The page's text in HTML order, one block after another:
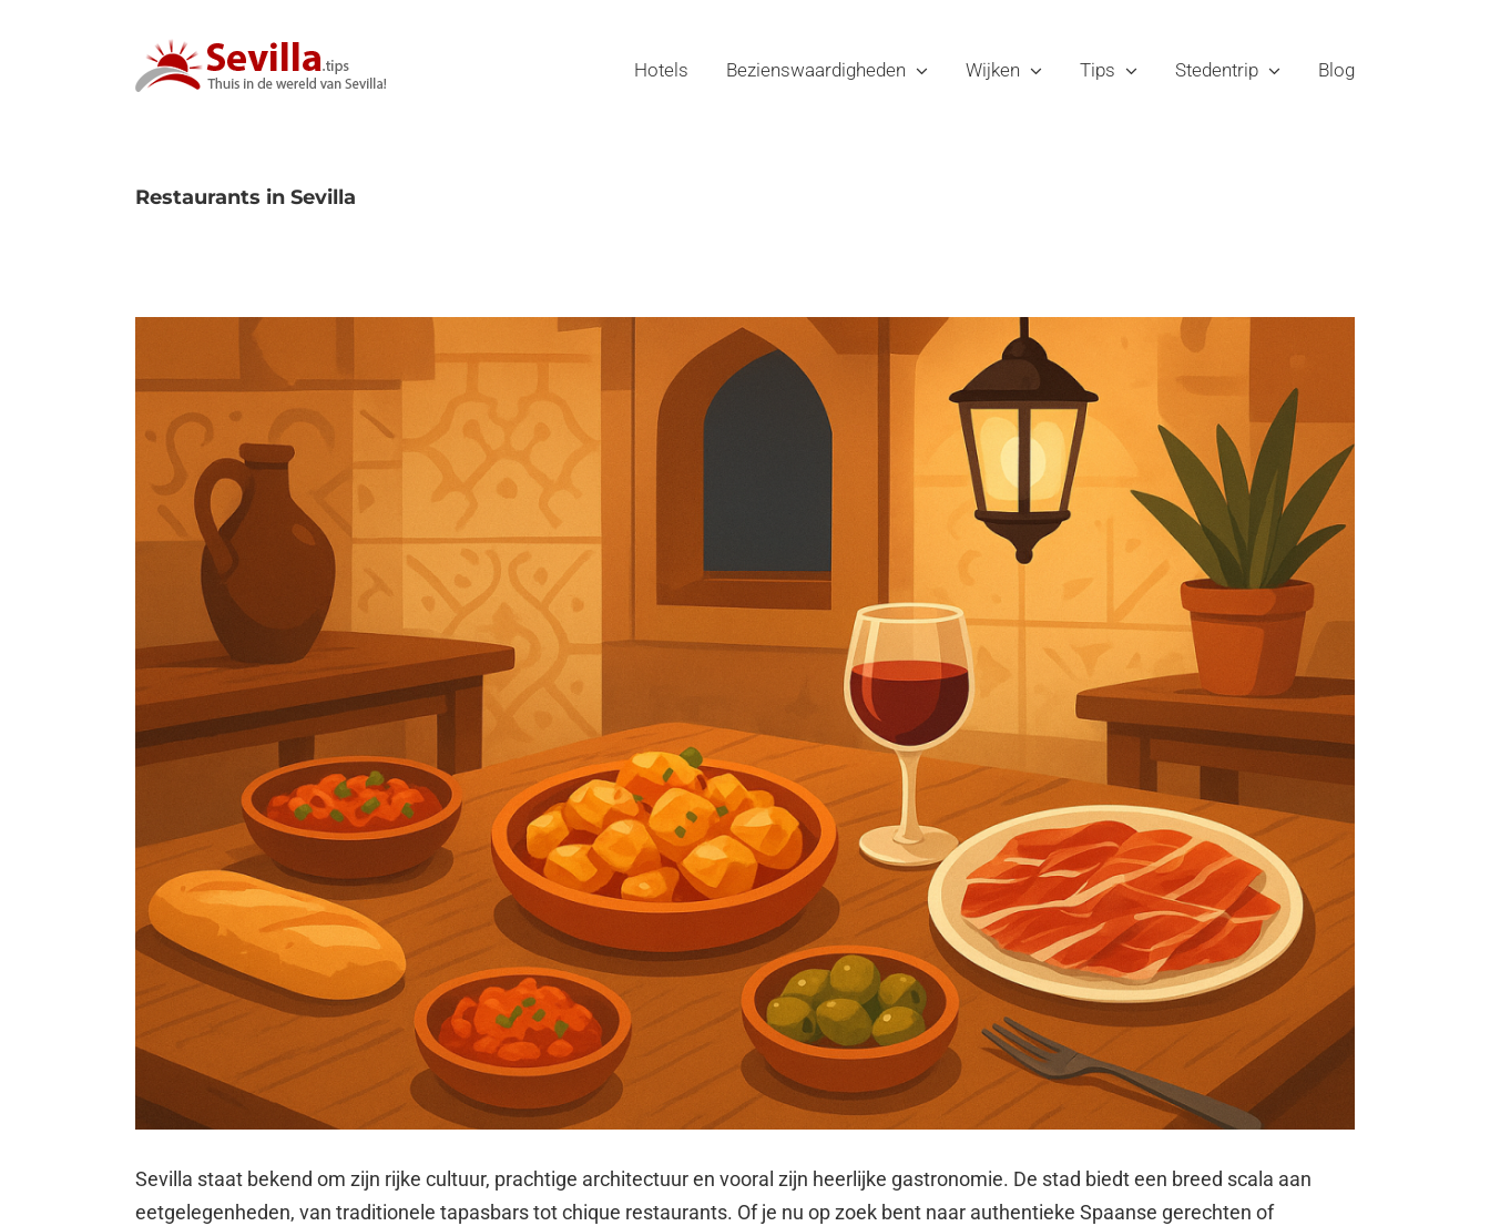
Hotels Bezienswaardigheden Wijken Tips Stedentrip Blog
Restaurants in Sevilla
Sevilla staat bekend om zijn rijke cultuur, prachtige architectuur en vooral zijn heerlijke gastronomie. De stad biedt een breed scala aan
eetgelegenheden, van traditionele tapasbars tot chique restaurants. Of je nu op zoek bent naar authentieke Spaanse gerechten of